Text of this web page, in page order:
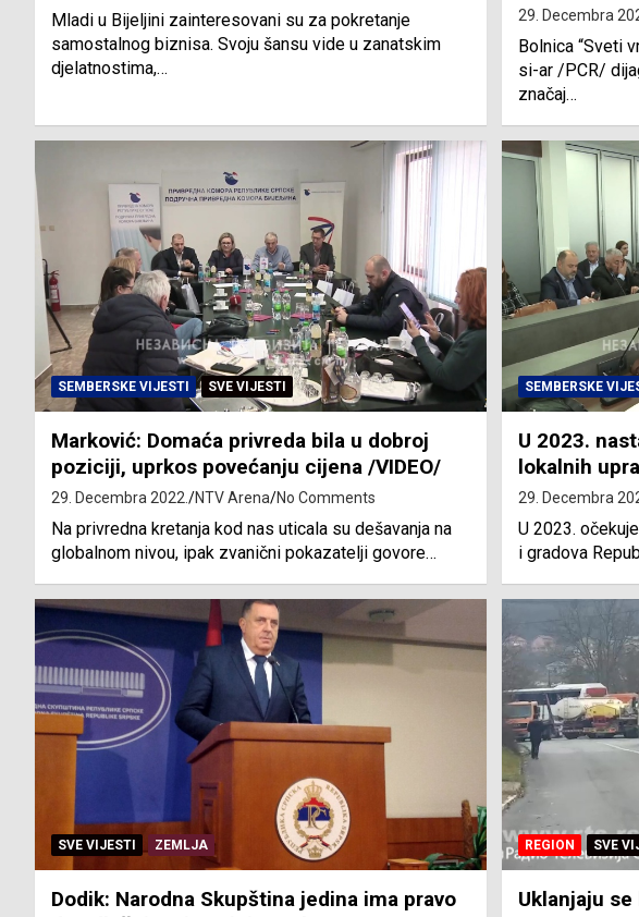
Mladi u Bijeljini zainteresovani su za pokretanje
samostalnog biznisa. Svoju šansu vide u zanatskim
djelatnostima,…
29. Decembra
Bolnica “Sveti
si-ar /PCR/
značaj…
SEMBERSKE VIJESTI SVE VIJESTI
Marković: Domaća privreda bila u dobroj
poziciji, uprkos povećanju cijena /VIDEO/
29. Decembra 2022. NTV Arena No Comments
Na privredna kretanja kod nas uticala su dešavanja na
globalnom nivou, ipak zvanični pokazatelji govore…
SEMBERSKE
U 2023.
lokalnih
29. Decembra
U 2023.
i gradova
SVE VIJESTI ZEMLJA
Dodik: Narodna Skupština jedina ima pravo
REGION SVE
Uklanjaju se